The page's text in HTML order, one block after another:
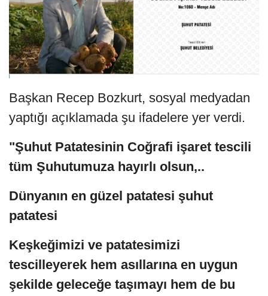
Başkan Recep Bozkurt, sosyal medyadan
yaptığı açıklamada şu ifadelere yer verdi.
"Şuhut Patatesinin Coğrafi işaret tescili
tüm Şuhutumuza hayırlı olsun,..
Dünyanın en güzel patatesi şuhut
patatesi
Keşkeğimizi ve patatesimizi
tescilleyerek hem asıllarına en uygun
şekilde geleceğe taşımayı hem de bu